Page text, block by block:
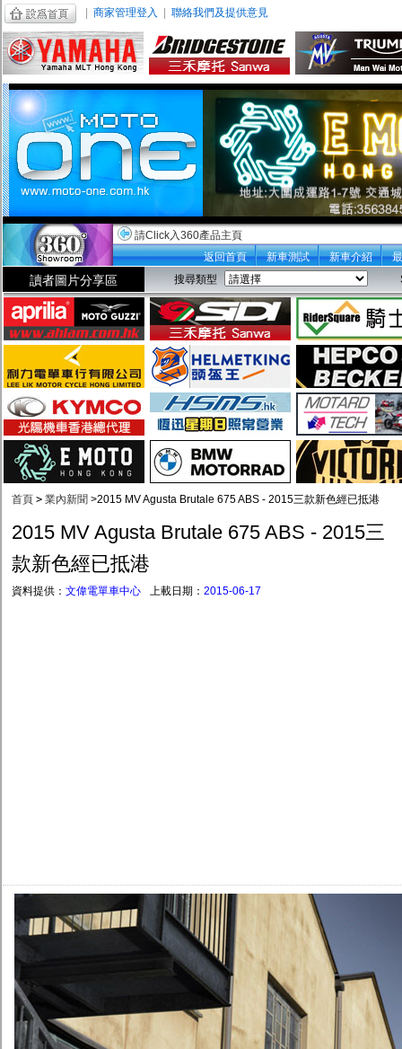
商家管理登入 聯絡我們及提供意見
請Click入360產品主頁
返回首頁
新車測試 新車介紹
讀者圖片分享區 搜尋類型
首頁 > 業內新聞 >2015 MV Agusta Brutale 675 ABS - 2015三款新色經已抵港
2015 MV Agusta Brutale 675 ABS - 2015三
款新色經已抵港
資料提供： 文偉電單車中心 上載日期： 2015-06-17